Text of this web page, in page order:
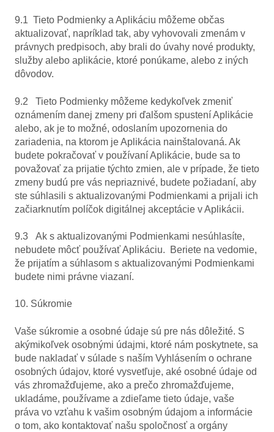
9.1 Tieto Podmienky a Aplikáciu môžeme občas
aktualizovať, napríklad tak, aby vyhovovali zmenám v
právnych predpisoch, aby brali do úvahy nové produkty,
služby alebo aplikácie, ktoré ponúkame, alebo z iných
dôvodov.
9.2 Tieto Podmienky môžeme kedykoľvek zmeniť
oznámením danej zmeny pri ďalšom spustení Aplikácie
alebo, ak je to možné, odoslaním upozornenia do
zariadenia, na ktorom je Aplikácia nainštalovaná. Ak
budete pokračovať v používaní Aplikácie, bude sa to
považovať za prijatie týchto zmien, ale v prípade, že tieto
zmeny budú pre vás nepriaznivé, budete požiadaní, aby
ste súhlasili s aktualizovanými Podmienkami a prijali ich
začiarknutím políčok digitálnej akceptácie v Aplikácii.
9.3 Ak s aktualizovanými Podmienkami nesúhlasíte,
nebudete môcť používať Aplikáciu. Beriete na vedomie,
že prijatím a súhlasom s aktualizovanými Podmienkami
budete nimi právne viazaní.
10. Súkromie
Vaše súkromie a osobné údaje sú pre nás dôležité. S
akýmikoľvek osobnými údajmi, ktoré nám poskytnete, sa
bude nakladať v súlade s naším Vyhlásením o ochrane
osobných údajov, ktoré vysvetľuje, aké osobné údaje od
vás zhromažďujeme, ako a prečo zhromažďujeme,
ukladáme, používame a zdieľame tieto údaje, vaše
práva vo vzťahu k vašim osobným údajom a informácie
o tom, ako kontaktovať našu spoločnosť a orgány